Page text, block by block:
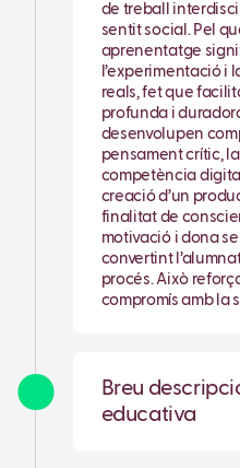
de treball
sentit social. Pel
aprenentatge
l’experimentació i
reals, fet que
profunda i
desenvolupen
pensament crític,
competència
creació d’un
finalitat de
motivació i dona
convertint
procés. Això
compromís amb la
Breu
educativa